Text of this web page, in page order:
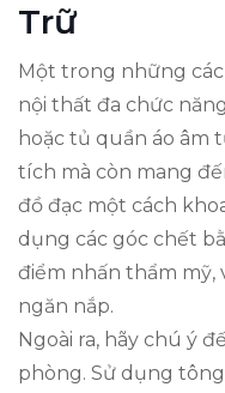
Trữ
Một trong những
nội thất đa chức
hoặc tủ quần áo âm
tích mà còn mang
đồ đạc một cách
dụng các góc chết
điểm nhấn thẩm mỹ,
ngăn nắp.
Ngoài ra, hãy chú ý
phòng. Sử dụng